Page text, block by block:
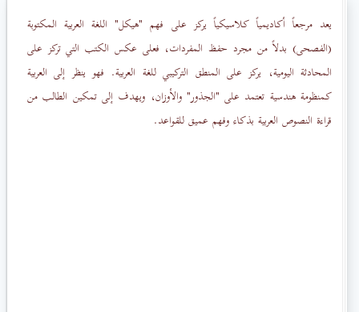
يعد مرجعاً أكاديمياً كلاسيكياً يركز على فهم "هيكل" اللغة العربية المكتوبة
(الفصحى) بدلاً من مجرد حفظ المفردات، فعلى عكس الكتب التي تركز على
المحادثة اليومية، يركز على المنطق التركيبي للغة العربية. فهو ينظر إلى العربية
كمنظومة هندسية تعتمد على "الجذور" والأوزان، ويهدف إلى تمكين الطالب من
قراءة النصوص العربية بذكاء وفهم عميق للقواعد.